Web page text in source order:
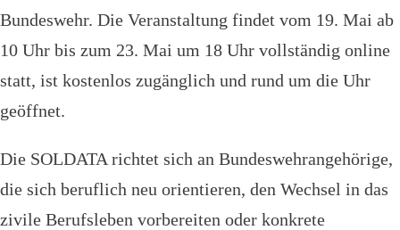
Bundeswehr. Die Veranstaltung findet vom 19. Mai ab
10 Uhr bis zum 23. Mai um 18 Uhr vollständig online
statt, ist kostenlos zugänglich und rund um die Uhr
geöffnet.
Die SOLDATA richtet sich an Bundeswehrangehörige,
die sich beruflich neu orientieren, den Wechsel in das
zivile Berufsleben vorbereiten oder konkrete